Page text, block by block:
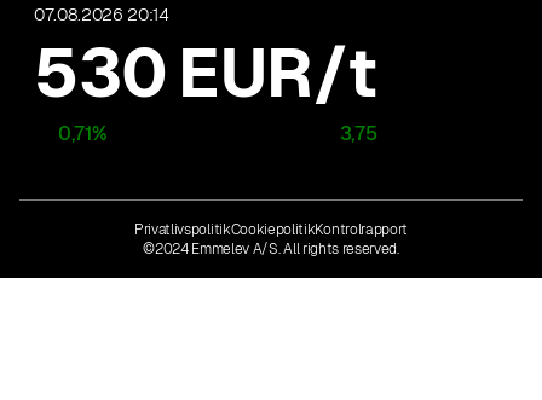
530 EUR/t
0,71% 3,75
07.08.2026 20:14
PrivatlivspolitikCookiepolitikKontrolrapport
©2024 Emmelev A/S. All rights reserved.